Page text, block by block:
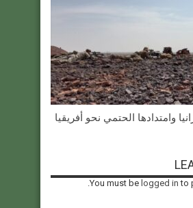
وامتدادها الحتمي نحو أفريقيا
You must be logged in to